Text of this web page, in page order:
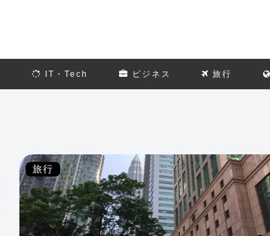
IT・Tech ビジネス 旅行
旅行